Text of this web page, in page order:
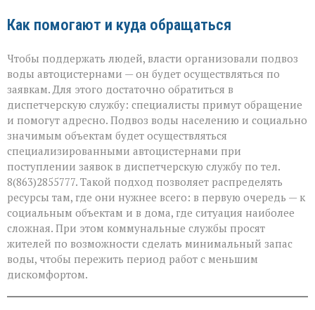
Как помогают и куда обращаться
Чтобы поддержать людей, власти организовали подвоз
воды автоцистернами — он будет осуществляться по
заявкам. Для этого достаточно обратиться в
диспетчерскую службу: специалисты примут обращение
и помогут адресно. Подвоз воды населению и социально
значимым объектам будет осуществляться
специализированными автоцистернами при
поступлении заявок в диспетчерскую службу по тел.
8(863)2855777. Такой подход позволяет распределять
ресурсы там, где они нужнее всего: в первую очередь — к
социальным объектам и в дома, где ситуация наиболее
сложная. При этом коммунальные службы просят
жителей по возможности сделать минимальный запас
воды, чтобы пережить период работ с меньшим
дискомфортом.